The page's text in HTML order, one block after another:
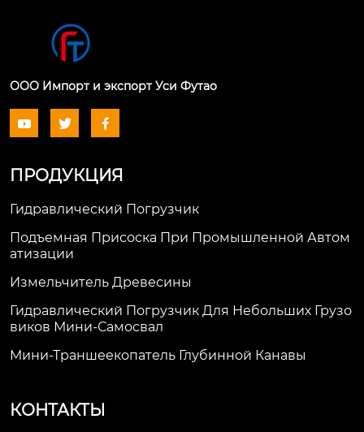
ООО Импорт и экспорт Уси Футао
  
ПРОДУКЦИЯ
Гидравлический Погрузчик
Подъемная Присоска При Промышленной Автом
Атизации
Измельчитель Древесины
Гидравлический Погрузчик Для Небольших Грузо
Виков Мини-Самосвал
Мини-Траншеекопатель Глубинной Канавы
КОНТАКТЫ